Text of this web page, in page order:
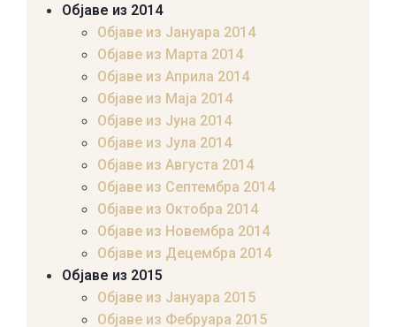
Објаве из 2014
Објаве из Јануара 2014
Објаве из Марта 2014
Објаве из Априла 2014
Објаве из Маја 2014
Објаве из Јуна 2014
Објаве из Јула 2014
Објаве из Августа 2014
Објаве из Септембра 2014
Објаве из Октобра 2014
Објаве из Новембра 2014
Објаве из Децембра 2014
Објаве из 2015
Објаве из Јануара 2015
Објаве из Фебруара 2015